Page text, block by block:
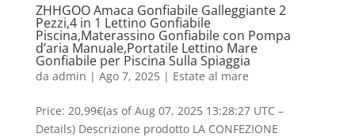
ZHHGOO Amaca Gonfiabile Galleggiante 2
Pezzi,4 in 1 Lettino Gonfiabile
Piscina,Materassino Gonfiabile con Pompa
d’aria Manuale,Portatile Lettino Mare
Gonfiabile per Piscina Sulla Spiaggia
da admin | Ago 7, 2025| Estate al mare
Price: 20,99€(as of Aug 07, 2025 13:28:27 UTC –
Details) Descrizione prodotto LA CONFEZIONE